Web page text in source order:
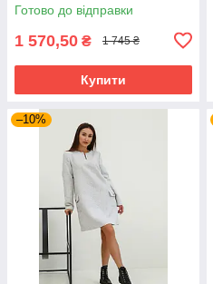
Готово до відправки
1 570,50 ₴ 1 745 ₴
Купити
–10%